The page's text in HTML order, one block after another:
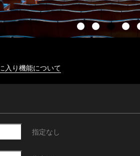
入り機能について
指定なし